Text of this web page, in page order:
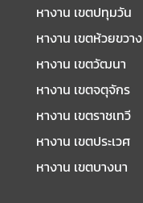
หางาน เขตปทุมวัน
หางาน เขตห้วยขวาง
หางาน เขตวัฒนา
หางาน เขตจตุจักร
หางาน เขตราชเทวี
หางาน เขตประเวศ
หางาน เขตบางนา